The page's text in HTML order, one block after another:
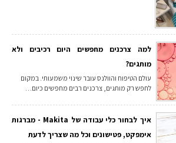
למה צרכנים מחפשים היום רכיבים ולא
מותגים?
עולם הטיפוח והוולנס עובר שינוי משמעותי. במקום
לחפש רק מותגים, צרכנים רבים מחפשים כיום…
איך לבחור כלי עבודה של Makita - מברגות
אימפקט, פטישונים וכל מה שצריך לדעת